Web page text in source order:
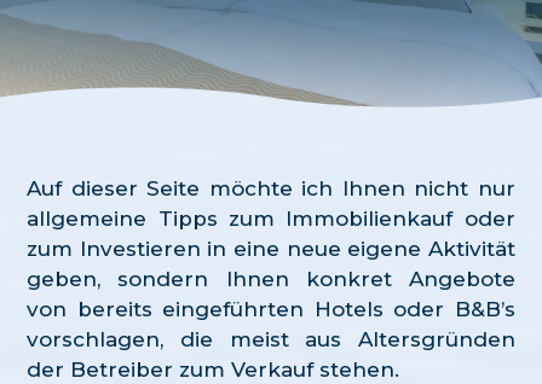
Auf dieser Seite möchte ich Ihnen nicht nur
allgemeine Tipps zum Immobilienkauf oder
zum Investieren in eine neue eigene Aktivität
geben, sondern Ihnen konkret Angebote
von bereits eingeführten Hotels oder B&B’s
vorschlagen, die meist aus Altersgründen
der Betreiber zum Verkauf stehen.